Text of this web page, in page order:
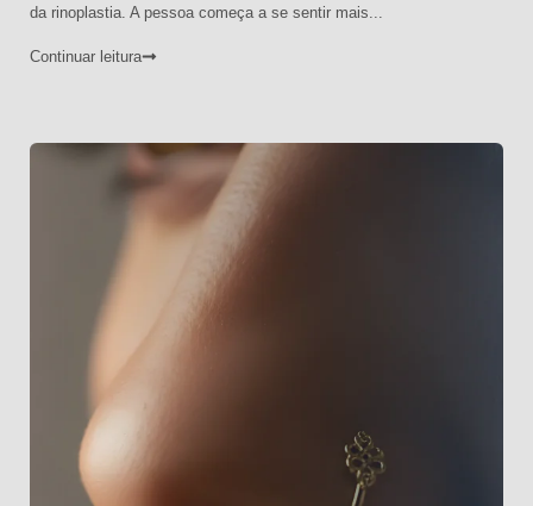
da rinoplastia. A pessoa começa a se sentir mais...
Continuar leitura